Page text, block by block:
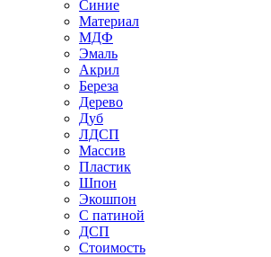
Синие
Материал
МДФ
Эмаль
Акрил
Береза
Дерево
Дуб
ЛДСП
Массив
Пластик
Шпон
Экошпон
С патиной
ДСП
Стоимость